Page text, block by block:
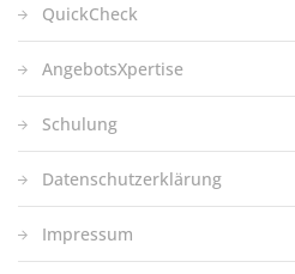
QuickCheck
AngebotsXpertise
Schulung
Datenschutzerklärung
Impressum